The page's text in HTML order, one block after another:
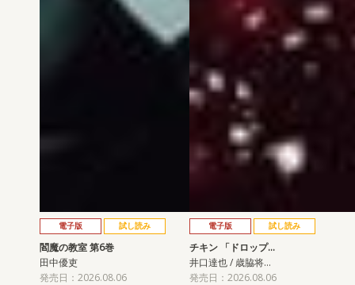
電子版 試し読み
閻魔の教室 第6巻
田中優吏
発売日：2026.08.06
電子版 試し読み
チキン 「ドロップ…
井口達也 / 歳脇将…
発売日：2026.08.06